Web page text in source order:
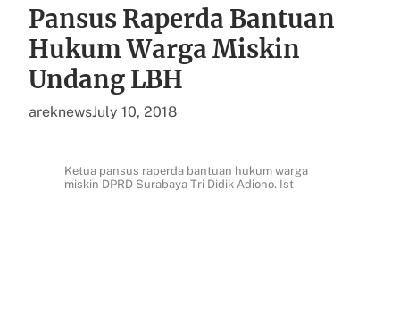
Pansus Raperda Bantuan
Hukum Warga Miskin
Undang LBH
areknewsJuly 10, 2018
Ketua pansus raperda bantuan hukum warga
miskin DPRD Surabaya Tri Didik Adiono. Ist